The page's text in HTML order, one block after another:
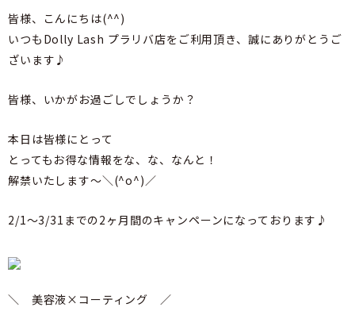
皆様、こんにちは(^^)
いつもDolly Lash プラリバ店をご利用頂き、誠にありがとうご
ざいます♪
皆様、いかがお過ごしでしょうか？
本日は皆様にとって
とってもお得な情報をな、な、なんと！
解禁いたします～＼(^o^)／
2/1～3/31までの2ヶ月間のキャンペーンになっております♪
＼ 美容液×コーティング ／